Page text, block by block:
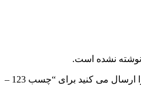
نشده است.
اولین نفری باشید که دیدگاهی را ارسال می کنید برای “چسب 123 –